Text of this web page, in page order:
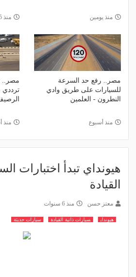
منذ يومين منذ 5 أيام
مصر.. رفع حد السرعة
للسيارات على طريق وادي
النطرون - العلمين
منذ أسبوع
مصر..
منذ
هيونداي تبدأ اختبارات
القيادة
معتز حسن منذ 6 سنوات
هيونداي سيارات ذاتية القيادة سيارات حديثة